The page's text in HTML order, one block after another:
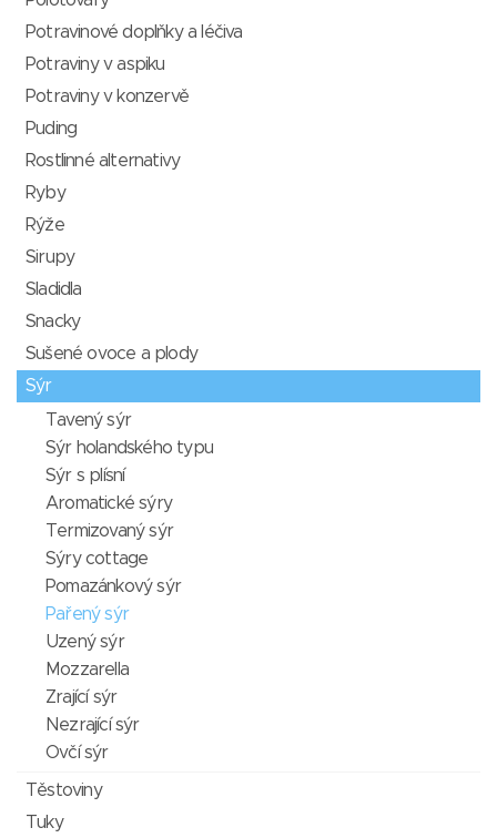
Potravinové doplňky a léčiva
Potraviny v aspiku
Potraviny v konzervě
Puding
Rostlinné alternativy
Ryby
Rýže
Sirupy
Sladidla
Snacky
Sušené ovoce a plody
Sýr
Tavený sýr
Sýr holandského typu
Sýr s plísní
Aromatické sýry
Termizovaný sýr
Sýry cottage
Pomazánkový sýr
Pařený sýr
Uzený sýr
Mozzarella
Zrající sýr
Nezrající sýr
Ovčí sýr
Těstoviny
Tuky